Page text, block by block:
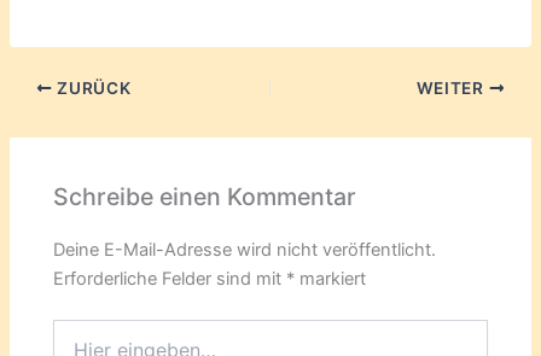
ZURÜCK WEITER
Schreibe einen Kommentar
Deine E-Mail-Adresse wird nicht veröffentlicht.
Erforderliche Felder sind mit * markiert